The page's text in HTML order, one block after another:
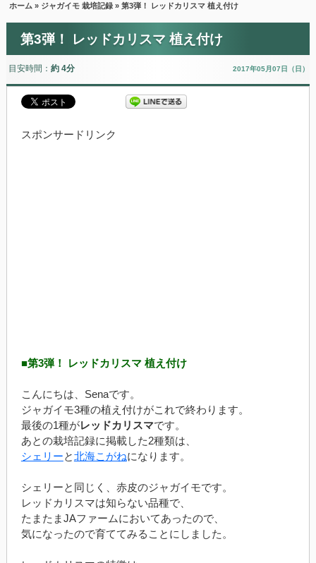
ホーム » ジャガイモ 栽培記録 » 第3弾！ レッドカリスマ 植え付け
第3弾！ レッドカリスマ 植え付け
目安時間： 約 4分 2017年05月07日（日）
スポンサードリンク
■第3弾！ レッドカリスマ 植え付け
こんにちは、Senaです。
ジャガイモ3種の植え付けがこれで終わります。
最後の1種がレッドカリスマです。
あとの栽培記録に掲載した2種類は、
シェリーと北海こがねになります。
シェリーと同じく、赤皮のジャガイモです。
レッドカリスマは知らない品種で、
たまたまJAファームにおいてあったので、
気になったので育ててみることにしました。